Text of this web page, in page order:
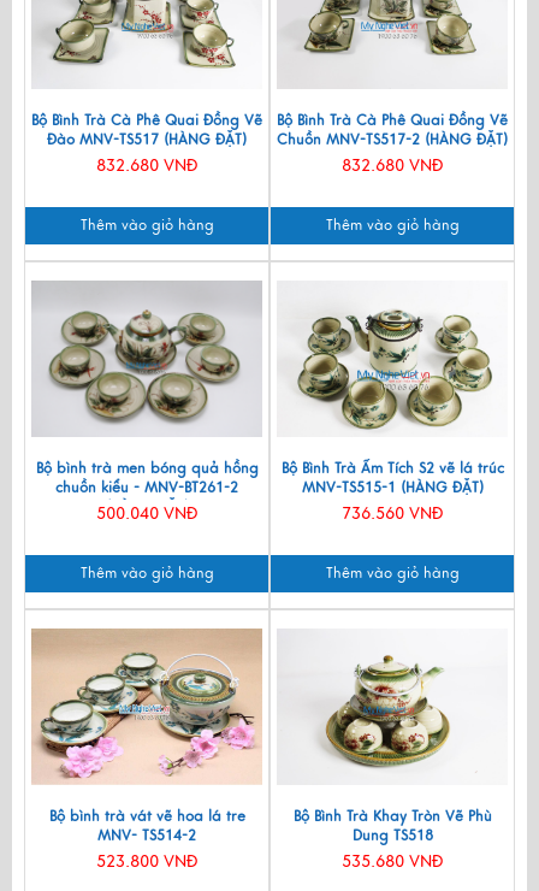
Bộ Bình Trà Cà Phê Quai Đồng Vẽ
Đào MNV-TS517 (HÀNG ĐẶT)
832.680 VNĐ
Thêm vào giỏ hàng
Bộ Bình Trà Cà Phê Quai Đồng Vẽ
Chuồn MNV-TS517-2 (HÀNG ĐẶT)
832.680 VNĐ
Thêm vào giỏ hàng
Bộ bình trà men bóng quả hồng
chuồn kiểu - MNV-BT261-2
(HÀNG ĐẶT)
500.040 VNĐ
Thêm vào giỏ hàng
Bộ Bình Trà Ấm Tích S2 vẽ lá trúc
MNV-TS515-1 (HÀNG ĐẶT)
736.560 VNĐ
Thêm vào giỏ hàng
Bộ bình trà vát vẽ hoa lá tre
MNV- TS514-2
523.800 VNĐ
Bộ Bình Trà Khay Tròn Vẽ Phù
Dung TS518
535.680 VNĐ